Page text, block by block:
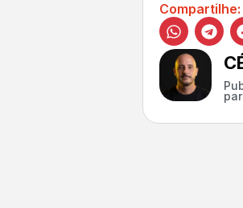
Compartilhe: